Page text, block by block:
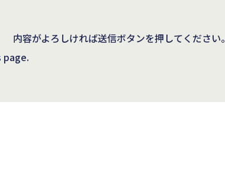
内容がよろしければ送信ボタンを押してください。
page.